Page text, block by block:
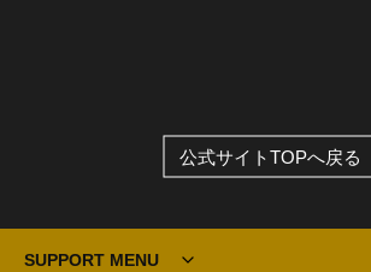
公式サイトTOPへ戻る
SUPPORT MENU